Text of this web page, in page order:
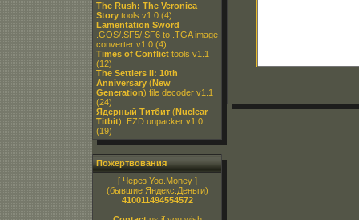
The Rush: The Veronica
Story tools v1.0 (4)
Lamentation Sword
.GOS/.SF5/.SF6 to .TGA image
converter v1.0 (4)
Times of Conflict tools v1.1
(12)
The Settlers II: 10th
Anniversary (New
Generation) file decoder v1.1
(24)
Ядерный Титбит (Nuclear
Titbit) .EZD unpacker v1.0
(19)
Пожертвования
[ Через Yoo.Money]
(бывшие Яндекс.Деньги)
410011494554572